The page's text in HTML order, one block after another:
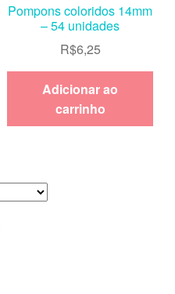
Pompons coloridos 14mm
– 54 unidades
R$6,25
Adicionar ao
carrinho